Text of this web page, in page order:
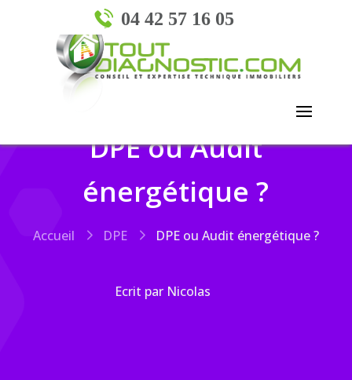
04 42 57 16 05
DPE ou Audit
énergétique ?
Accueil DPE DPE ou Audit énergétique ?
Ecrit par Nicolas